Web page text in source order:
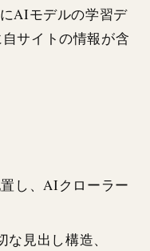
AIモデルの学習デ
サイトの情報が含
し、AIクローラー
な見出し構造、